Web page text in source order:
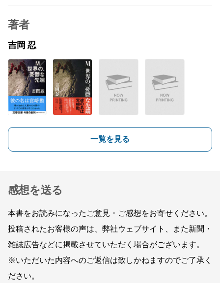
著者
吉岡 忍
一覧を見る
感想を送る
本書をお読みになったご意見・ご感想をお寄せください。
投稿されたお客様の声は、弊社ウェブサイト、また新聞・
雑誌広告などに掲載させていただく場合がございます。
※いただいた内容へのご返信は致しかねますのでご了承く
ださい。